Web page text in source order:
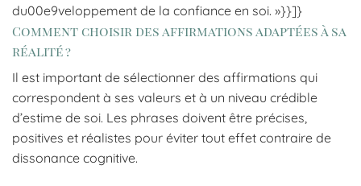
du00e9veloppement de la confiance en soi. »}}]}
Comment choisir des affirmations adaptées à sa
réalité ?
Il est important de sélectionner des affirmations qui
correspondent à ses valeurs et à un niveau crédible
d’estime de soi. Les phrases doivent être précises,
positives et réalistes pour éviter tout effet contraire de
dissonance cognitive.